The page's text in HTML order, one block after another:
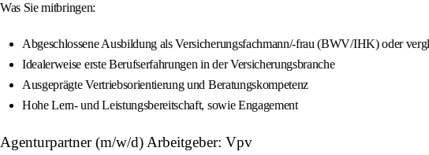
Was Sie mitbringen:
Abgeschlossene Ausbildung als Versicherungsfachmann/-frau (BWV/IHK) oder
Idealerweise erste Berufserfahrungen in der Versicherungsbranche
Ausgeprägte Vertriebsorientierung und Beratungskompetenz
Hohe Lern- und Leistungsbereitschaft, sowie Engagement
Agenturpartner (m/w/d) Arbeitgeber: Vpv